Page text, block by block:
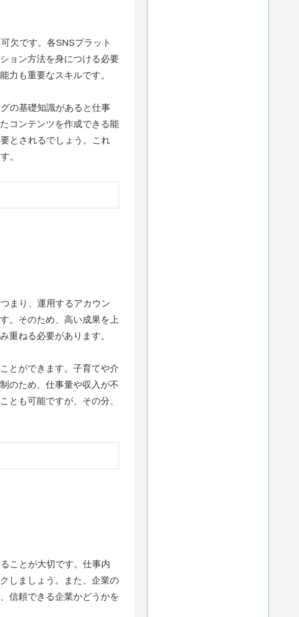
欠です。各SNSプラット
ョン方法を身につける必要
力も重要なスキルです。
の基礎知識があると仕事
コンテンツを作成できる能
とされるでしょう。これ
。
まり、運用するアカウン
。そのため、高い成果を上
重ねる必要があります。
とができます。子育てや介
のため、仕事量や収入が不
とも可能ですが、その分、
ことが大切です。仕事内
しましょう。また、企業の
信頼できる企業かどうかを